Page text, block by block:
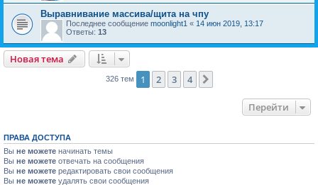
Выравнивание массива/щита на чпу
Последнее сообщение moonlight1 « 14 июн 2019, 13:17
Ответы: 13
Новая тема
326 тем 1 2 3 4
Перейти
ПРАВА ДОСТУПА
Вы не можете начинать темы
Вы не можете отвечать на сообщения
Вы не можете редактировать свои сообщения
Вы не можете удалять свои сообщения